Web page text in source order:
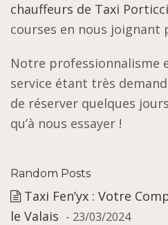
chauffeurs de Taxi
courses en nous joignant
Notre professionnalisme
service étant très
de réserver quelques
qu’à nous essayer !
Random Posts
Taxi Fen’yx : Votre
le Valais - 23/03/2024